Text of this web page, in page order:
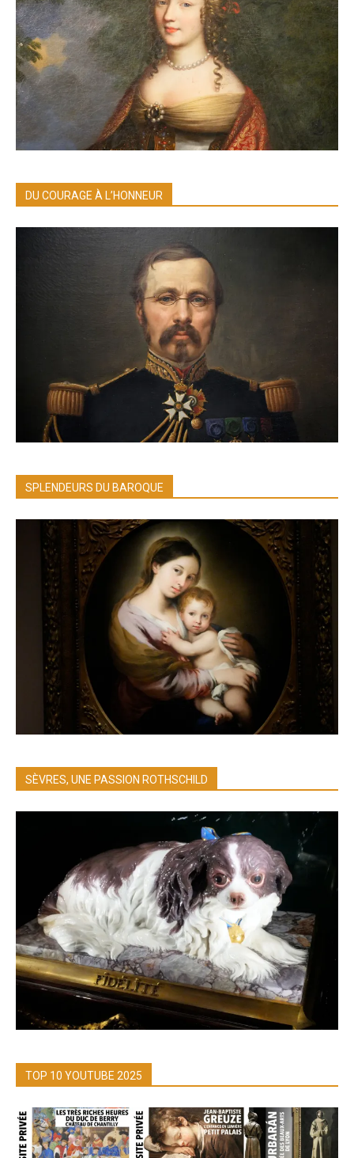
DU COURAGE À L’HONNEUR
SPLENDEURS DU BAROQUE
SÈVRES, UNE PASSION ROTHSCHILD
TOP 10 YOUTUBE 2025